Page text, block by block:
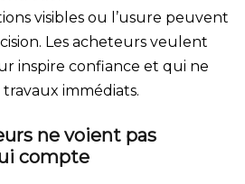
visibles ou l’usure peuvent
Les acheteurs veulent
inspire confiance et qui ne
travaux immédiats.
ne voient pas
compte